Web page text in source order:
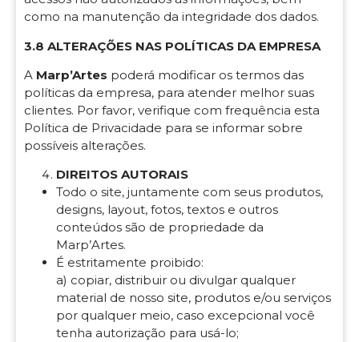
como na manutenção da integridade dos dados.
3.8 ALTERAÇÕES NAS POLÍTICAS DA EMPRESA
A Marp’Artes poderá modificar os termos das
políticas da empresa, para atender melhor suas
clientes. Por favor, verifique com frequência esta
Política de Privacidade para se informar sobre
possíveis alterações.
DIREITOS AUTORAIS
Todo o site, juntamente com seus produtos,
designs, layout, fotos, textos e outros
conteúdos são de propriedade da
Marp’Artes.
É estritamente proibido:
a) copiar, distribuir ou divulgar qualquer
material de nosso site, produtos e/ou serviços
por qualquer meio, caso excepcional você
tenha autorização para usá-lo;